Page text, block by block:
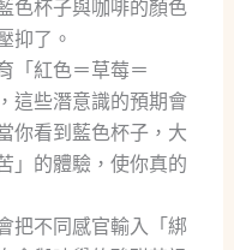
色杯子與咖啡的顏色
抑了。
「紅色＝草莓＝
這些潛意識的預期會
你看到藍色杯子，大
」的體驗，使你真的
把不同感官輸入「綁